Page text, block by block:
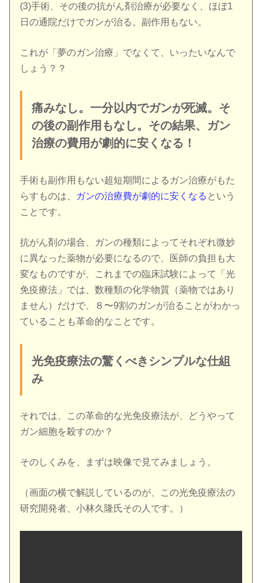
(3)手術、その後の抗がん剤治療が必要なく、ほぼ1
日の通院だけでガンが治る。副作用もない。
これが「夢のガン治療」でなくて、いったいなんで
しょう？？
痛みなし。一分以内でガンが死滅。そ
の後の副作用もなし。その結果、ガン
治療の費用が劇的に安くなる！
手術も副作用もない超短期間によるガン治療がもた
らすものは、
ガンの治療費が劇的に安くなる という
ことです。
抗がん剤の場合、ガンの種類によってそれぞれ微妙
に異なった薬物が必要になるので、医師の負担も大
変なものですが、これまでの臨床試験によって「光
免疫療法」では、数種類の化学物質（薬物ではあり
ません）だけで、８〜9割のガンが治ることがわかっ
ていることも革命的なことです。
光免疫療法の驚くべきシンプルな仕組
み
それでは、この革命的な光免疫療法が、どうやって
ガン細胞を殺すのか？
そのしくみを、まずは映像で見てみましょう。
（画面の横で解説しているのが、この光免疫療法の
研究開発者、小林久隆氏その人です。）